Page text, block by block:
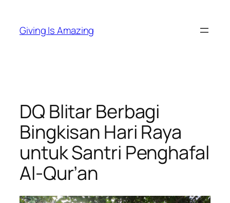
content
Giving Is Amazing
DQ Blitar Berbagi
Bingkisan Hari Raya
untuk Santri Penghafal
Al-Qur’an